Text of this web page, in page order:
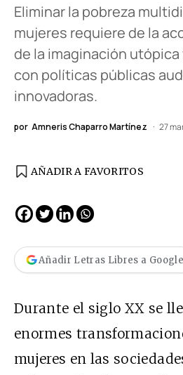
Eliminar la pobreza
mujeres requiere de la
de la imaginación
con políticas públicas
innovadoras.
por Amneris Chaparro Martínez 27
AÑADIR A FAVORITOS
Añadir Letras Libres a Google
Durante el siglo XX se
enormes
mujeres en las